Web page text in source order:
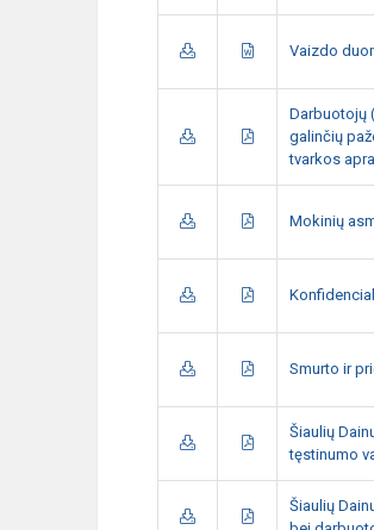
Vaizdo
Darbuotojų
galinčių
tvarkos
Mokinių
Smurto ir
Šiaulių
tęstinumo
Šiaulių